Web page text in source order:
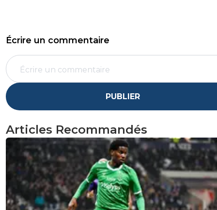
Écrire un commentaire
PUBLIER
Articles Recommandés